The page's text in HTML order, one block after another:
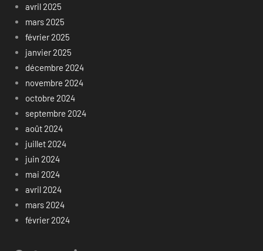
avril 2025
mars 2025
février 2025
janvier 2025
décembre 2024
novembre 2024
octobre 2024
septembre 2024
août 2024
juillet 2024
juin 2024
mai 2024
avril 2024
mars 2024
février 2024